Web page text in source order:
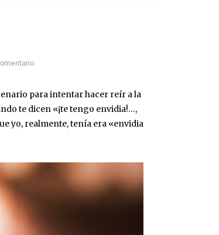
para intentar hacer reír a la
te dicen «¡te tengo envidia!…,
yo, realmente, tenía era «envidia